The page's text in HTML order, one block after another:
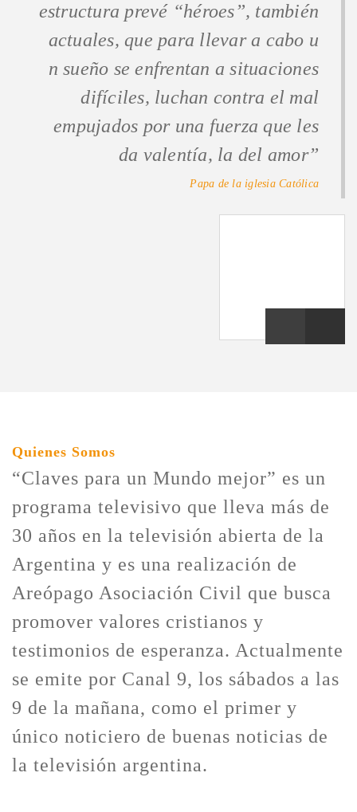
estructura prevé “héroes”, también
actuales, que para llevar a cabo u
n sueño se enfrentan a situaciones
difíciles, luchan contra el mal
empujados por una fuerza que les
da valentía, la del amor”
Papa de la iglesia Católica
Quienes Somos
“Claves para un Mundo mejor” es un
programa televisivo que lleva más de
30 años en la televisión abierta de la
Argentina y es una realización de
Areópago Asociación Civil que busca
promover valores cristianos y
testimonios de esperanza. Actualmente
se emite por Canal 9, los sábados a las
9 de la mañana, como el primer y
único noticiero de buenas noticias de
la televisión argentina.